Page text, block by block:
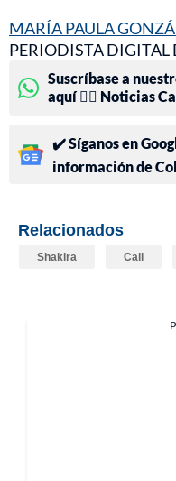
MARÍA PAULA
PERIODISTA DIGITAL
Suscríbase a
aquí 👉🏻 Noticias
✔️ Síganos en
información de
Relacionados
Shakira Cali